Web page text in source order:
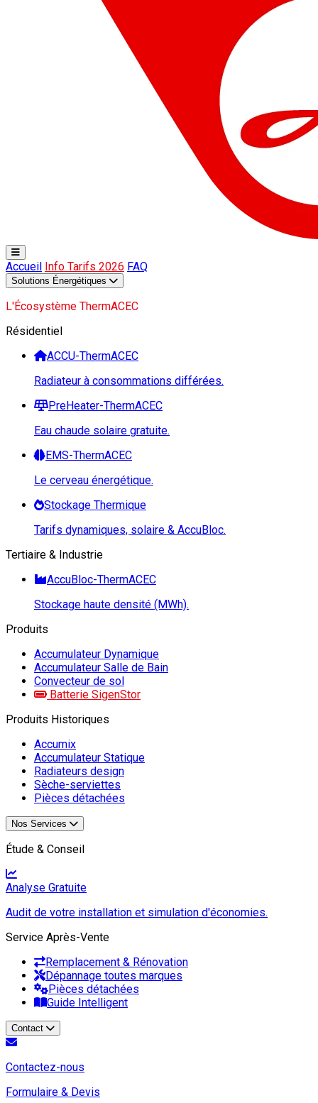
Accueil Info Tarifs 2026 FAQ
Solutions Énergétiques
L'Écosystème ThermACEC
Résidentiel
ACCU-ThermACEC
Radiateur à consommations différées.
PreHeater-ThermACEC
Eau chaude solaire gratuite.
EMS-ThermACEC
Le cerveau énergétique.
Stockage Thermique
Tarifs dynamiques, solaire & AccuBloc.
Tertiaire & Industrie
AccuBloc-ThermACEC
Stockage haute densité (MWh).
Produits
Accumulateur Dynamique
Accumulateur Salle de Bain
Convecteur de sol
Batterie SigenStor
Produits Historiques
Accumix
Accumulateur Statique
Radiateurs design
Sèche-serviettes
Pièces détachées
Nos Services
Étude & Conseil
Analyse Gratuite
Audit de votre installation et simulation d'économies.
Service Après-Vente
Remplacement & Rénovation
Dépannage toutes marques
Pièces détachées
Guide Intelligent
Contact
Contactez-nous
Formulaire & Devis